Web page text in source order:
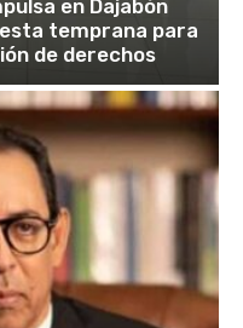
en Dajabón
temprana para
de derechos